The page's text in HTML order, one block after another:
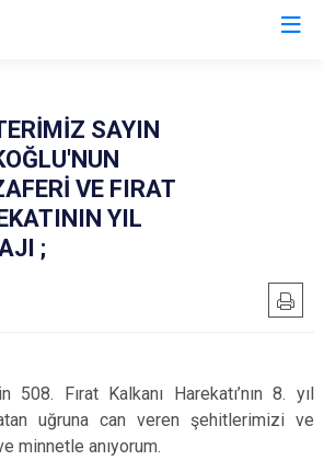
SAYIN
VE FIRAT
YIL
;
508. Fırat Kalkanı Harekatı’nın 8. yıl
uğruna can veren şehitlerimizi ve
minnetle anıyorum.